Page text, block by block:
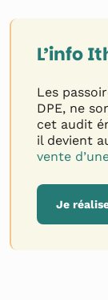
L’info
Les
DPE, ne
cet audit
il devient
vente
Je